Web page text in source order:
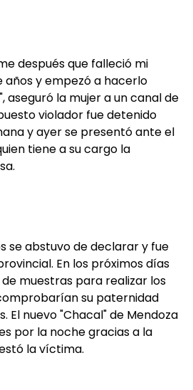
después que falleció mi
años y empezó a hacerlo
aseguró la mujer a un canal de
violador fue detenido
y ayer se presentó ante el
tiene a su cargo la
se abstuvo de declarar y fue
En los próximos días
muestras para realizar los
su paternidad
El nuevo "Chacal" de Mendoza
por la noche gracias a la
la víctima.